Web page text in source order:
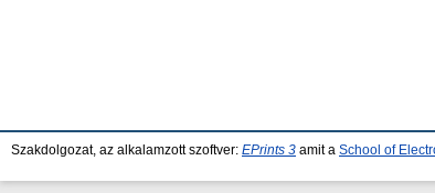
Szakdolgozat, az alkalamzott szoftver: EPrints 3 amit a School of